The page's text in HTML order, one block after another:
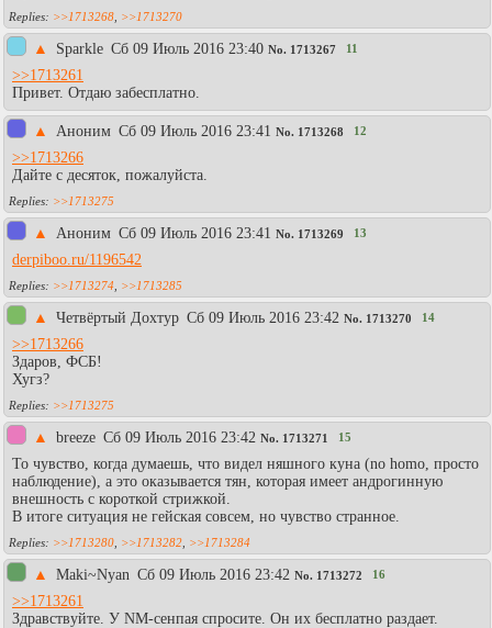
>>1713268 >>1713270
▲ Sparkle Сб 09 Июль 2016 23:40 No. 1713267 11
>>1713261
Привет. Отдаю забесплатно.
▲ Aнoним Сб 09 Июль 2016 23:41 No. 1713268 12
>>1713266
Дайте с десяток, пожалуйста.
>>1713275
▲ Aнoним Сб 09 Июль 2016 23:41 No. 1713269 13
derpiboo.ru/1196542
>>1713274 >>1713285
▲ Четвёртый Дохтур Сб 09 Июль 2016 23:42 No. 1713270 14
>>1713266
Здаров, ФСБ!
Хугз?
>>1713275
▲ breeze Сб 09 Июль 2016 23:42 No. 1713271 15
То чувство, когда думаешь, что видел няшного куна (no homo, просто
наблюдение), а это оказывается тян, которая имеет андрогинную
внешность с короткой стрижкой.
В итоге ситуация не гейская совсем, но чувство странное.
>>1713280 >>1713282 >>1713284
▲ Maki~Nyan Сб 09 Июль 2016 23:42 No. 1713272 16
>>1713261
Здравствуйте. У NM-сенпая спросите. Он их бесплатно раздает.